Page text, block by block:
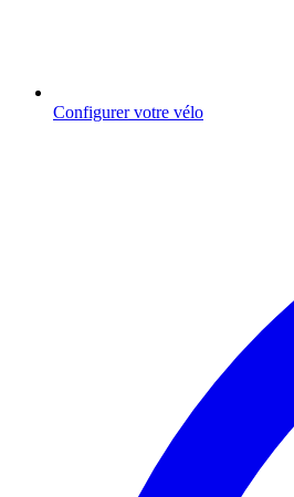
Configurer votre vélo